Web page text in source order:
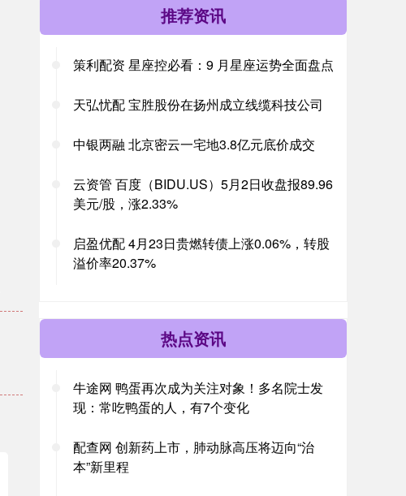
推荐资讯
策利配资 星座控必看：9 月星座运势全面盘点
天弘忧配 宝胜股份在扬州成立线缆科技公司
中银两融 北京密云一宅地3.8亿元底价成交
云资管 百度（BIDU.US）5月2日收盘报89.96
美元/股，涨2.33%
启盈优配 4月23日贵燃转债上涨0.06%，转股
溢价率20.37%
热点资讯
牛途网 鸭蛋再次成为关注对象！多名院士发
现：常吃鸭蛋的人，有7个变化
配查网 创新药上市，肺动脉高压将迈向“治
本”新里程